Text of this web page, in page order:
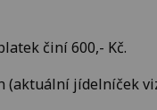
činí 600,- Kč.
(aktuální jídelníček